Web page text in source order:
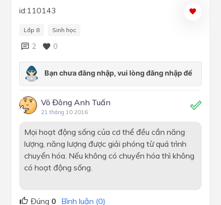
id:110143
Lớp 8 Sinh học
2 0
Võ Đông Anh Tuấn
21 tháng 10 2016
Mọi hoạt động sống của cơ thể đều cần năng
lượng, năng lượng được giải phóng từ quá trình
chuyển hóa. Nếu không có chuyển hóa thì không
có hoạt động sống.
Đúng 0 Bình luận (0)